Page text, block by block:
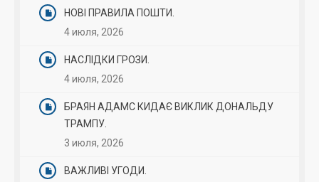
НОВІ ПРАВИЛА ПОШТИ.
4 июля, 2026
НАСЛІДКИ ГРОЗИ.
4 июля, 2026
БРАЯН АДАМС КИДАЄ ВИКЛИК ДОНАЛЬДУ
ТРАМПУ.
3 июля, 2026
ВАЖЛИВІ УГОДИ.